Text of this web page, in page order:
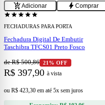
add_shopping_cartAdicionar bolt Comprar
starstarstarstarstar
FECHADURAS PARA PORTA
Fechadura Digital De Embutir
Taschibra TFCS01 Preto Fosco
de R$ 500,86 21% OFF
R$ 397,90 à vista
ou R$ 423,30 em até 5x sem juros